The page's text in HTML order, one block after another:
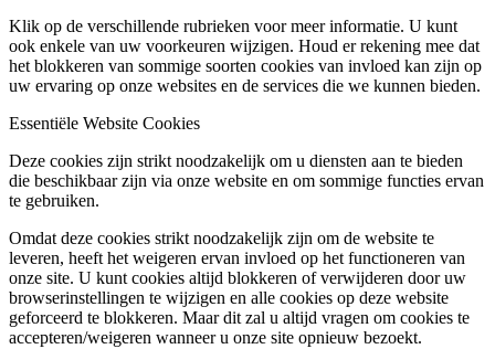
Klik op de verschillende rubrieken voor meer informatie. U kunt
ook enkele van uw voorkeuren wijzigen. Houd er rekening mee dat
het blokkeren van sommige soorten cookies van invloed kan zijn op
uw ervaring op onze websites en de services die we kunnen bieden.
Essentiële Website Cookies
Deze cookies zijn strikt noodzakelijk om u diensten aan te bieden
die beschikbaar zijn via onze website en om sommige functies ervan
te gebruiken.
Omdat deze cookies strikt noodzakelijk zijn om de website te
leveren, heeft het weigeren ervan invloed op het functioneren van
onze site. U kunt cookies altijd blokkeren of verwijderen door uw
browserinstellingen te wijzigen en alle cookies op deze website
geforceerd te blokkeren. Maar dit zal u altijd vragen om cookies te
accepteren/weigeren wanneer u onze site opnieuw bezoekt.